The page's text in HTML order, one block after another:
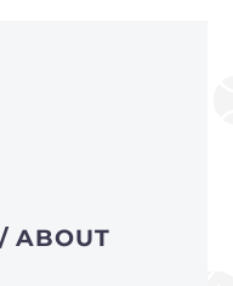
/ ABOUT